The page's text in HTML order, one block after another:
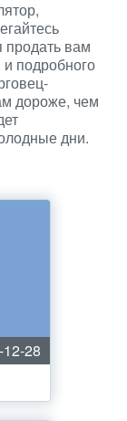
продать вам
подробного
дороже, чем
дни.
28